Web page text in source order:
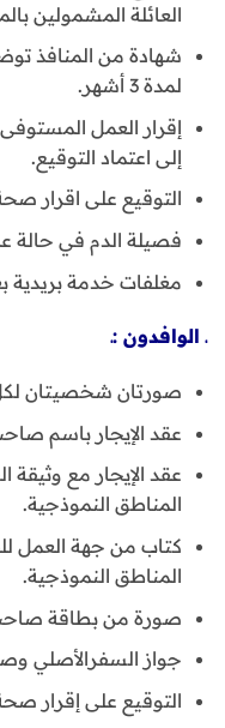
العائلة المشمولين
شهادة من المنافذ
لمدة 3 أشهر.
إقرار العمل
إلى اعتماد التوقيع.
التوقيع على اقرار
فصيلة الدم في حالة
مغلفات خدمة بريدية
ـ الوافدون :ـ
صورتان شخصيتان لكل فرد أتم 5 سنوات
عقد الإيجار باسم
عقد الإيجار مع وثيقة
المناطق النموذجية.
كتاب من جهة العمل
المناطق النموذجية.
صورة من بطاقة
جواز السفرالأصلي
التوقيع على إقرار